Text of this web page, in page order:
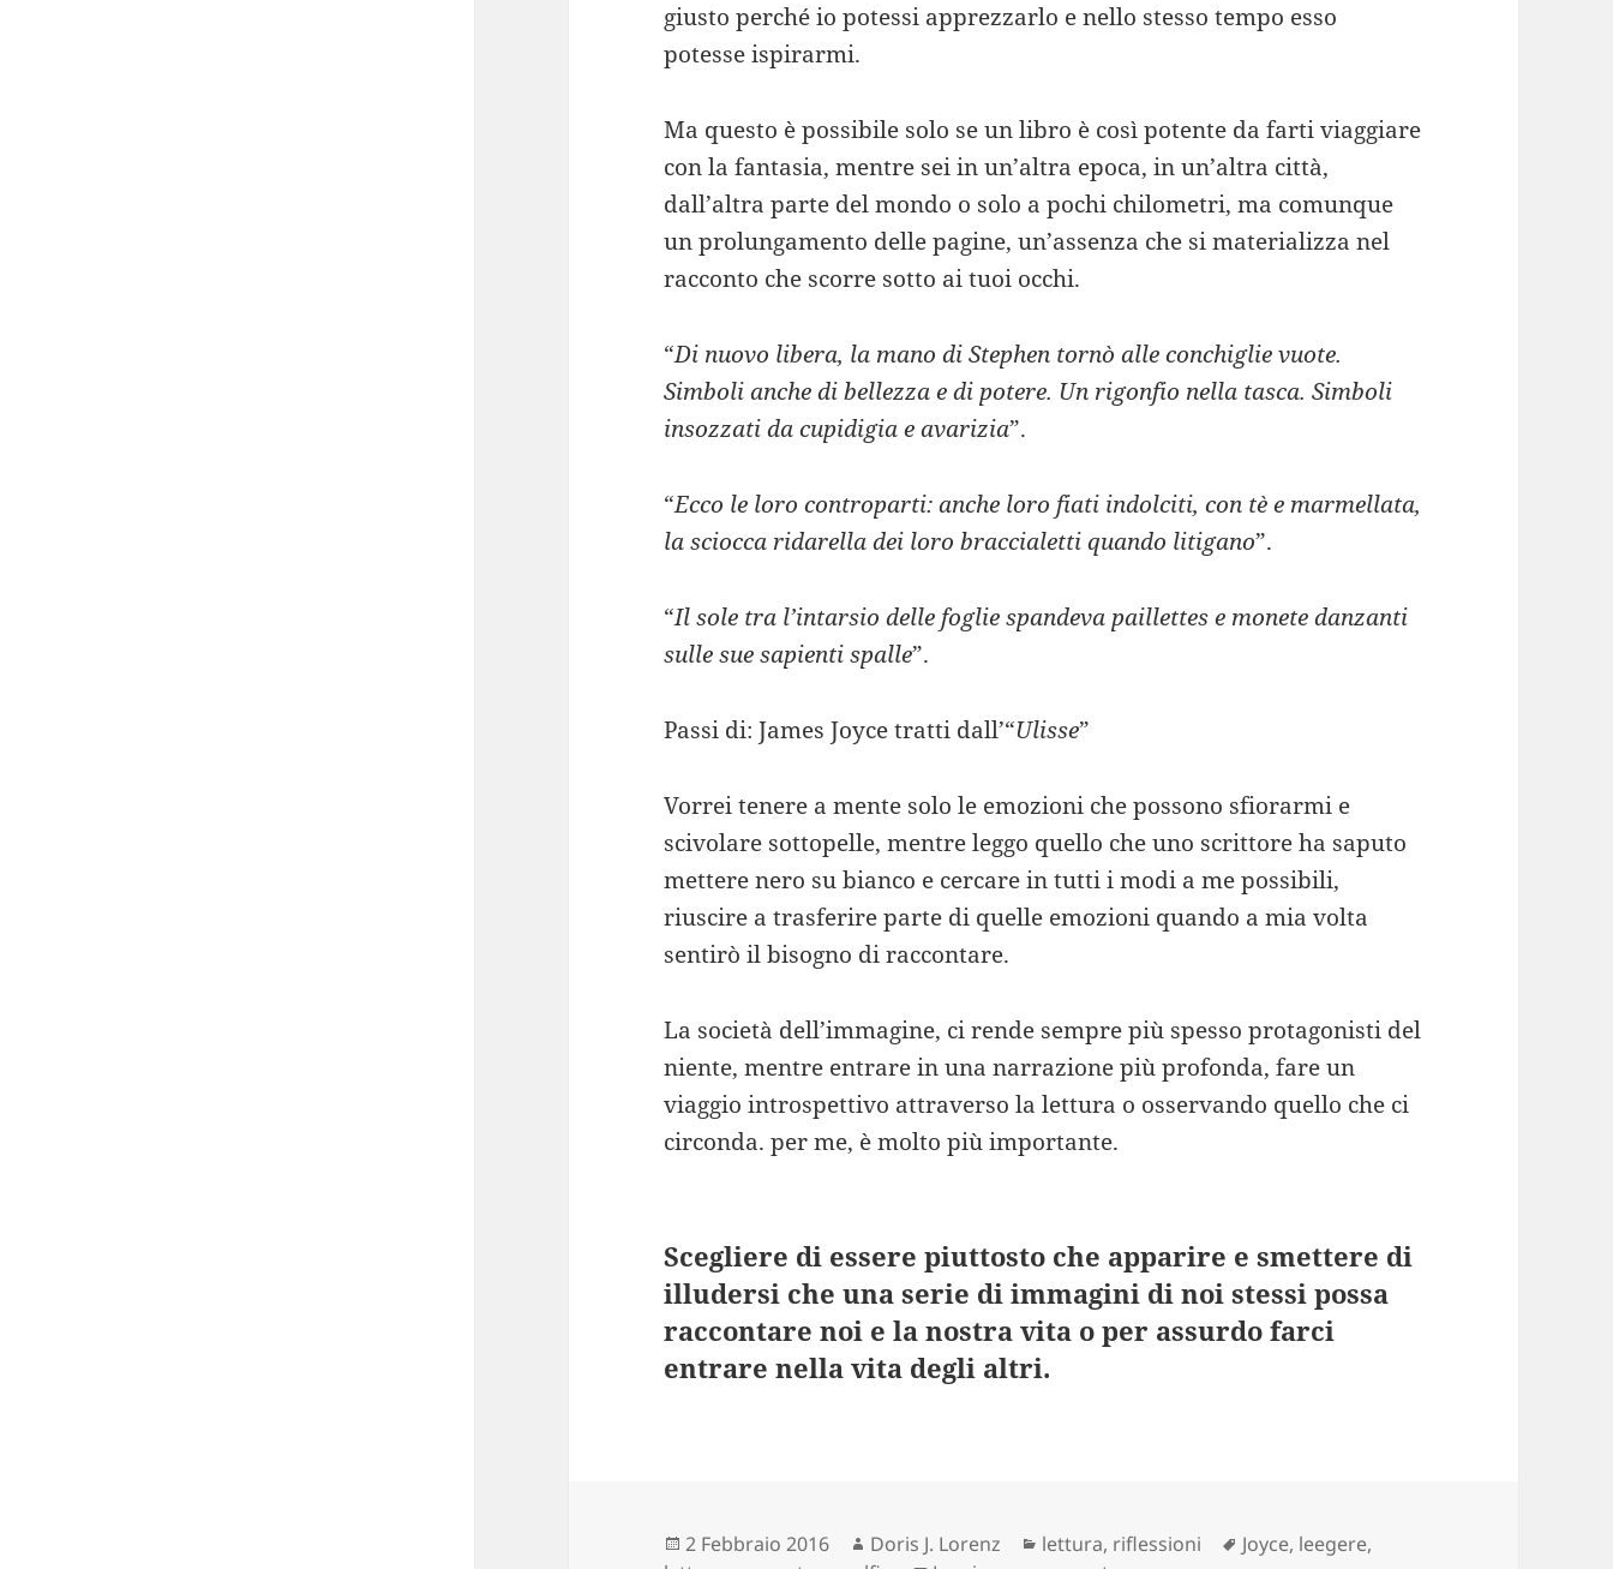
giusto perché io potessi apprezzarlo e nello stesso tempo esso
potesse ispirarmi.
Ma questo è possibile solo se un libro è così potente da farti viaggiare
con la fantasia, mentre sei in un’altra epoca, in un’altra città,
dall’altra parte del mondo o solo a pochi chilometri, ma comunque
un prolungamento delle pagine, un’assenza che si materializza nel
racconto che scorre sotto ai tuoi occhi.
“Di nuovo libera, la mano di Stephen tornò alle conchiglie vuote.
Simboli anche di bellezza e di potere. Un rigonfio nella tasca. Simboli
insozzati da cupidigia e avarizia”.
“Ecco le loro controparti: anche loro fiati indolciti, con tè e marmellata,
la sciocca ridarella dei loro braccialetti quando litigano”.
“Il sole tra l’intarsio delle foglie spandeva paillettes e monete danzanti
sulle sue sapienti spalle”.
Passi di: James Joyce tratti dall’“Ulisse”
Vorrei tenere a mente solo le emozioni che possono sfiorarmi e
scivolare sottopelle, mentre leggo quello che uno scrittore ha saputo
mettere nero su bianco e cercare in tutti i modi a me possibili,
riuscire a trasferire parte di quelle emozioni quando a mia volta
sentirò il bisogno di raccontare.
La società dell’immagine, ci rende sempre più spesso protagonisti del
niente, mentre entrare in una narrazione più profonda, fare un
viaggio introspettivo attraverso la lettura o osservando quello che ci
circonda. per me, è molto più importante.
Scegliere di essere piuttosto che apparire e smettere di
illudersi che una serie di immagini di noi stessi possa
raccontare noi e la nostra vita o per assurdo farci
entrare nella vita degli altri.
Scritto
2 Febbraio 2016 Autore
Doris J. Lorenz Categorie
lettura, riflessioni Tag
Joyce, leegere,